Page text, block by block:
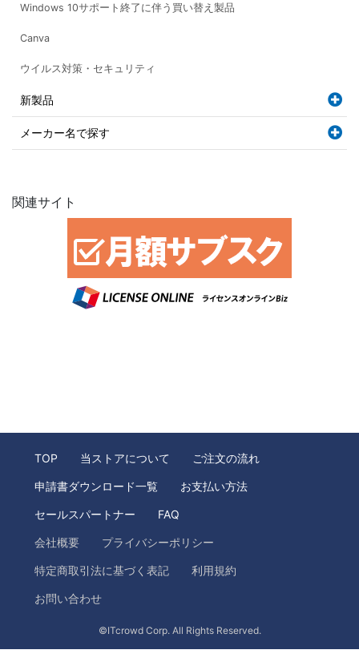
Windows 10サポート終了に伴う買い替え製品
Canva
ウイルス対策・セキュリティ
新製品
メーカー名で探す
関連サイト
TOP 当ストアについて ご注文の流れ
申請書ダウンロード一覧 お支払い方法
セールスパートナー FAQ
会社概要 プライバシーポリシー
特定商取引法に基づく表記 利用規約
お問い合わせ
©ITcrowd Corp. All Rights Reserved.